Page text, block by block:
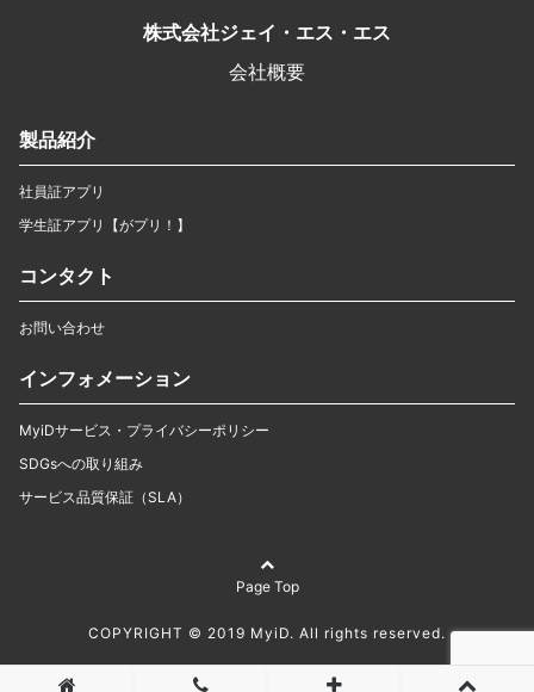
株式会社ジェイ・エス・エス
会社概要
製品紹介
社員証アプリ
学生証アプリ【がプリ！】
コンタクト
お問い合わせ
インフォメーション
MyiDサービス・プライバシーポリシー
SDGsへの取り組み
サービス品質保証（SLA）
Page Top
COPYRIGHT © 2019 MyiD. All rights reserved.